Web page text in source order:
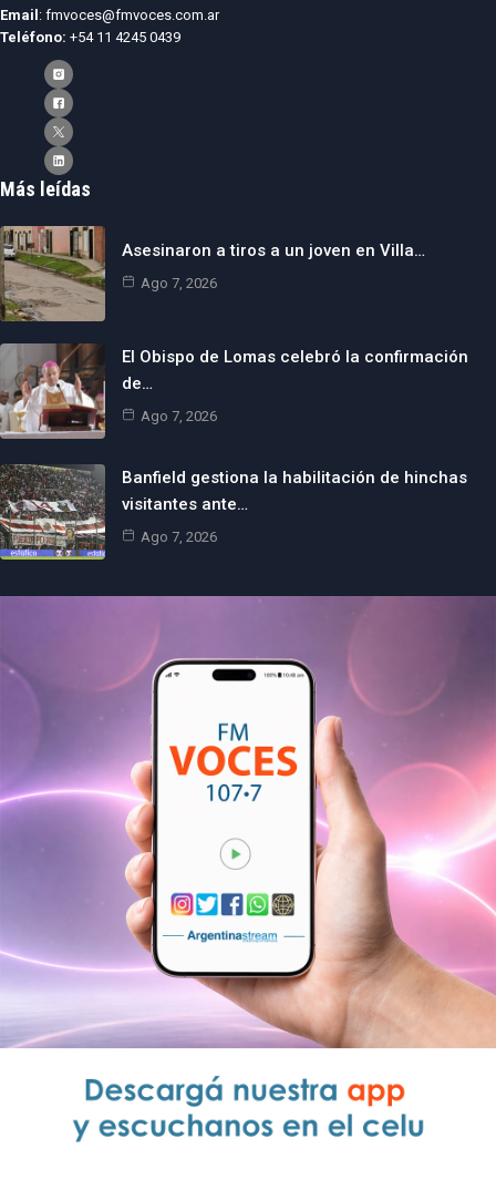
Email: fmvoces@fmvoces.com.ar
Teléfono: +54 11 4245 0439
Más leídas
Asesinaron a tiros a un joven en Villa…
Ago 7, 2026
El Obispo de Lomas celebró la confirmación
de…
Ago 7, 2026
Banfield gestiona la habilitación de hinchas
visitantes ante…
Ago 7, 2026